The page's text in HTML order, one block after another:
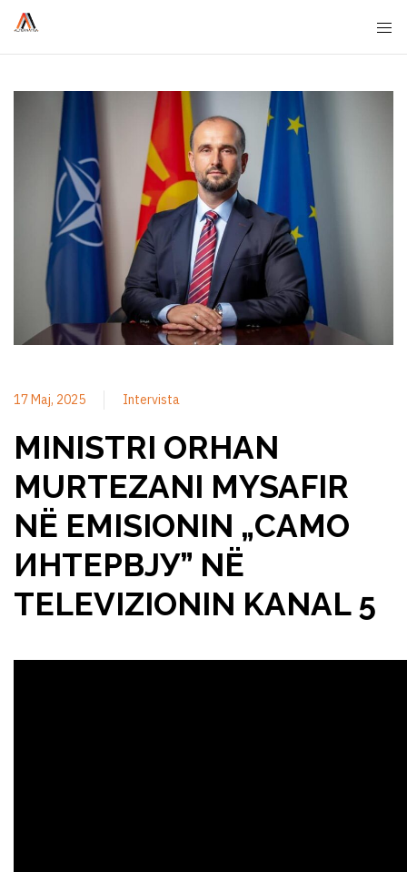
17 Maj, 2025 Intervista
MINISTRI ORHAN
MURTEZANI MYSAFIR
NË EMISIONIN „САМО
ИНТЕРВЈУ” NË
TELEVIZIONIN KANAL 5